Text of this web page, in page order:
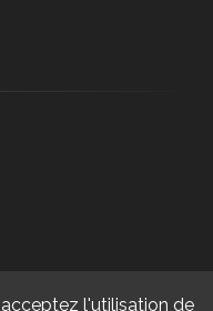
l'utilisation de